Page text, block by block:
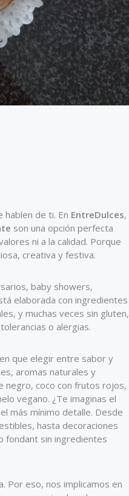
de ti. En EntreDulces,
son una opción perfecta
ni a la calidad. Porque
creativa y festiva.
baby showers,
elaborada con ingredientes
y muchas veces sin gluten,
o alergias.
que elegir entre sabor y
aromas naturales y
negro, coco con frutos rojos,
vegano. ¿Te imaginas el
más mínimo detalle. Desde
hasta decoraciones
fondant sin ingredientes
Por eso, nos implicamos en